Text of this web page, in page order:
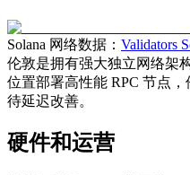
Solana 网络数据： Validators
伦敦是拥有强大独立网络架
位置部署高性能 RPC 节点
待延迟改善。
硬件和运营